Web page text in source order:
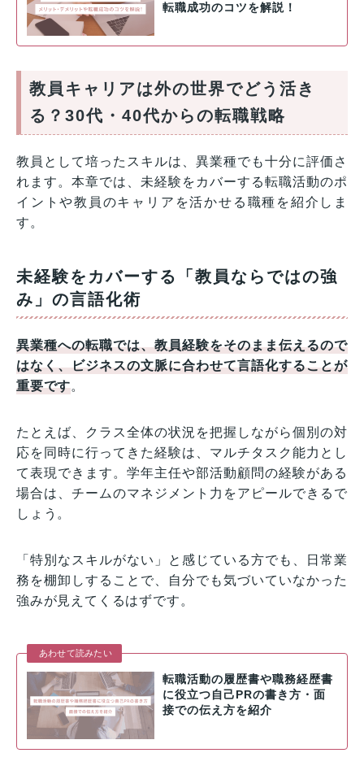
転職成功のコツを解説！
教員キャリアは外の世界でどう活き
る？30代・40代からの転職戦略
教員として培ったスキルは、異業種でも十分に評価さ
れます。本章では、未経験をカバーする転職活動のポ
イントや教員のキャリアを活かせる職種を紹介しま
す。
未経験をカバーする「教員ならではの強
み」の言語化術
異業種への転職では、教員経験をそのまま伝えるので
はなく、ビジネスの文脈に合わせて言語化することが
重要です。
たとえば、クラス全体の状況を把握しながら個別の対
応を同時に行ってきた経験は、マルチタスク能力とし
て表現できます。学年主任や部活動顧問の経験がある
場合は、チームのマネジメント力をアピールできるで
しょう。
「特別なスキルがない」と感じている方でも、日常業
務を棚卸しすることで、自分でも気づいていなかった
強みが見えてくるはずです。
あわせて読みたい
転職活動の履歴書や職務経歴書
に役立つ自己PRの書き方・面
接での伝え方を紹介